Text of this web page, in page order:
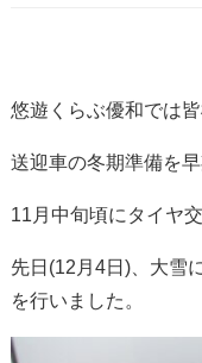
悠遊くらぶ優和では
送迎車の冬期準備を
11月中旬頃にタイヤ交
先日(12月4日)、大雪
を行いました。